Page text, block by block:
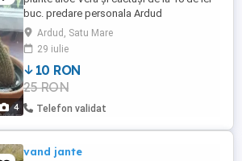
4
buc. predare personala Ardud
Ardud, Satu Mare
29 iulie
10 RON
25 RON
Telefon validat
vand jante